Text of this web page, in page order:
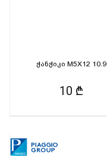
ჭანჭიკი M5X12 10.9
10 ₾